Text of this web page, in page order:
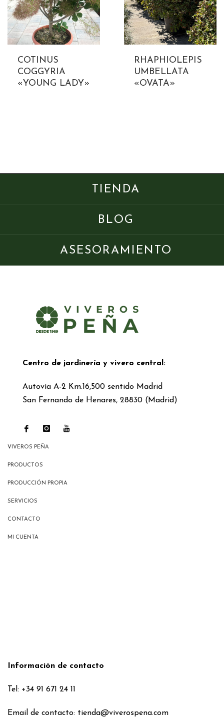
COTINUS
COGGYRIA
«YOUNG LADY»
RHAPHIOLEPIS
UMBELLATA
«OVATA»
TIENDA
BLOG
ASESORAMIENTO
Centro de jardinería y vivero central:
Autovía A-2 Km.16,500 sentido Madrid
San Fernando de Henares, 28830 (Madrid)
VIVEROS PEÑA
PRODUCTOS
PRODUCCIÓN PROPIA
SERVICIOS
CONTACTO
MI CUENTA
Información de contacto
Tel: +34 91 671 24 11
Email de contacto: tienda@viverospena.com